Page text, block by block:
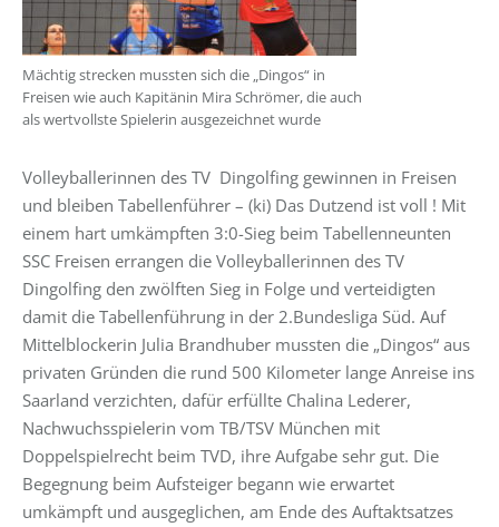
Mächtig strecken mussten sich die „Dingos“ in
Freisen wie auch Kapitänin Mira Schrömer, die auch
als wertvollste Spielerin ausgezeichnet wurde
Volleyballerinnen des TV Dingolfing gewinnen in Freisen
und bleiben Tabellenführer – (ki) Das Dutzend ist voll ! Mit
einem hart umkämpften 3:0-Sieg beim Tabellenneunten
SSC Freisen errangen die Volleyballerinnen des TV
Dingolfing den zwölften Sieg in Folge und verteidigten
damit die Tabellenführung in der 2.Bundesliga Süd. Auf
Mittelblockerin Julia Brandhuber mussten die „Dingos“ aus
privaten Gründen die rund 500 Kilometer lange Anreise ins
Saarland verzichten, dafür erfüllte Chalina Lederer,
Nachwuchsspielerin vom TB/TSV München mit
Doppelspielrecht beim TVD, ihre Aufgabe sehr gut. Die
Begegnung beim Aufsteiger begann wie erwartet
umkämpft und ausgeglichen, am Ende des Auftaktsatzes